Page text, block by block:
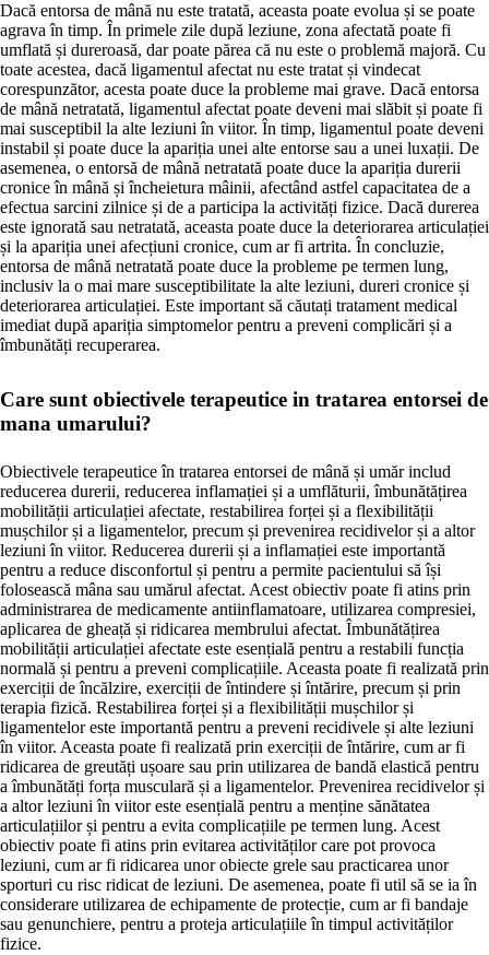
Dacă entorsa de mână nu este tratată, aceasta poate evolua și se poate
agrava în timp. În primele zile după leziune, zona afectată poate fi
umflată și dureroasă, dar poate părea că nu este o problemă majoră. Cu
toate acestea, dacă ligamentul afectat nu este tratat și vindecat
corespunzător, acesta poate duce la probleme mai grave. Dacă entorsa
de mână netratată, ligamentul afectat poate deveni mai slăbit și poate fi
mai susceptibil la alte leziuni în viitor. În timp, ligamentul poate deveni
instabil și poate duce la apariția unei alte entorse sau a unei luxații. De
asemenea, o entorsă de mână netratată poate duce la apariția durerii
cronice în mână și încheietura mâinii, afectând astfel capacitatea de a
efectua sarcini zilnice și de a participa la activități fizice. Dacă durerea
este ignorată sau netratată, aceasta poate duce la deteriorarea articulației
și la apariția unei afecțiuni cronice, cum ar fi artrita. În concluzie,
entorsa de mână netratată poate duce la probleme pe termen lung,
inclusiv la o mai mare susceptibilitate la alte leziuni, dureri cronice și
deteriorarea articulației. Este important să căutați tratament medical
imediat după apariția simptomelor pentru a preveni complicări și a
îmbunătăți recuperarea.
Care sunt obiectivele terapeutice in tratarea entorsei de
mana umarului?
Obiectivele terapeutice în tratarea entorsei de mână și umăr includ
reducerea durerii, reducerea inflamației și a umflăturii, îmbunătățirea
mobilității articulației afectate, restabilirea forței și a flexibilității
mușchilor și a ligamentelor, precum și prevenirea recidivelor și a altor
leziuni în viitor. Reducerea durerii și a inflamației este importantă
pentru a reduce disconfortul și pentru a permite pacientului să își
folosească mâna sau umărul afectat. Acest obiectiv poate fi atins prin
administrarea de medicamente antiinflamatoare, utilizarea compresiei,
aplicarea de gheață și ridicarea membrului afectat. Îmbunătățirea
mobilității articulației afectate este esențială pentru a restabili funcția
normală și pentru a preveni complicațiile. Aceasta poate fi realizată prin
exerciții de încălzire, exerciții de întindere și întărire, precum și prin
terapia fizică. Restabilirea forței și a flexibilității mușchilor și
ligamentelor este importantă pentru a preveni recidivele și alte leziuni
în viitor. Aceasta poate fi realizată prin exerciții de întărire, cum ar fi
ridicarea de greutăți ușoare sau prin utilizarea de bandă elastică pentru
a îmbunătăți forța musculară și a ligamentelor. Prevenirea recidivelor și
a altor leziuni în viitor este esențială pentru a menține sănătatea
articulațiilor și pentru a evita complicațiile pe termen lung. Acest
obiectiv poate fi atins prin evitarea activităților care pot provoca
leziuni, cum ar fi ridicarea unor obiecte grele sau practicarea unor
sporturi cu risc ridicat de leziuni. De asemenea, poate fi util să se ia în
considerare utilizarea de echipamente de protecție, cum ar fi bandaje
sau genunchiere, pentru a proteja articulațiile în timpul activităților
fizice.